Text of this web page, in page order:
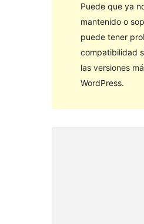
Puede que ya
mantenido o
puede tener
compatibilidad
las versiones
WordPress.